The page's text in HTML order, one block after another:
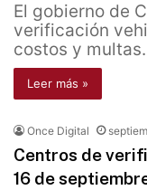
El gobierno de
verificación
costos y
Leer más »
Once Digital
Centros de
16 de